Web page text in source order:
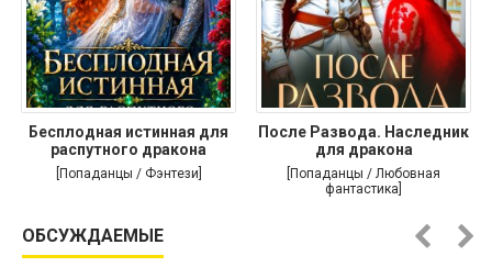
Бесплодная истинная для
распутного дракона
[Попаданцы / Фэнтези]
После Развода. Наследник
для дракона
[Попаданцы / Любовная
фантастика]
ОБСУЖДАЕМЫЕ